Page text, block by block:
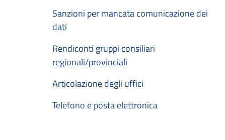
Sanzioni per mancata comunicazione dei
dati
Rendiconti gruppi consiliari
regionali/provinciali
Articolazione degli uffici
Telefono e posta elettronica